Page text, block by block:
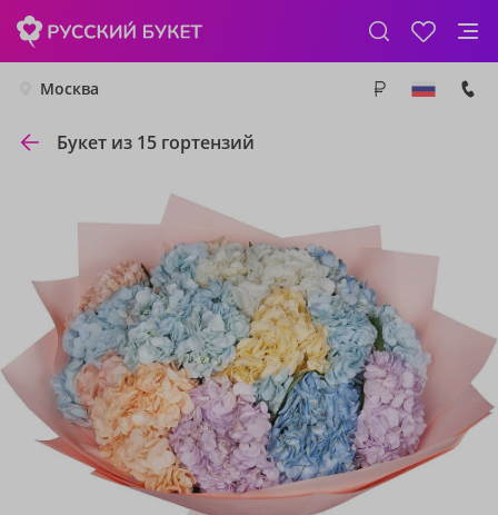
Москва
Букет из 15 гортензий